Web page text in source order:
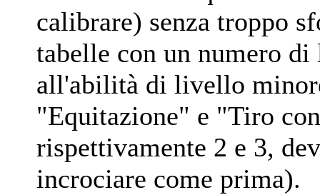
calibrare) senza troppo
tabelle con un numero
all'abilità di livello
"Equitazione" e "Tiro
rispettivamente 2 e 3,
incrociare come prima).